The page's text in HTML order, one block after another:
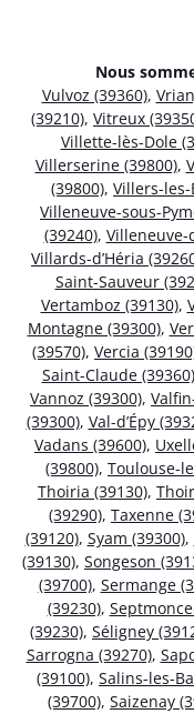
Nous
Vulvoz (39360),
(39210), Vitreux
Villette-lès-Dole
Villerserine (39800),
(39800), Villers-les-
Villeneuve-sous-
(39240), Villeneuve-
Villards-d’Héria
Saint-Sauveur
Vertamboz (39130),
Montagne (39300),
(39570), Vercia
Saint-Claude (39360)
Vannoz (39300),
(39300), Val-d’Épy
Vadans (39600),
(39800), Toulouse-
Thoiria (39130),
(39290), Taxenne
(39120), Syam (39300),
(39130), Songeson
(39700), Sermange
(39230),
(39230), Séligney
Sarrogna (39270),
(39100), Salins-les-
(39700), Saizenay